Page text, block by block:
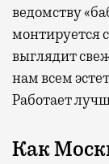
ведомству
монтируется
выглядит
нам всем
Работает
Как